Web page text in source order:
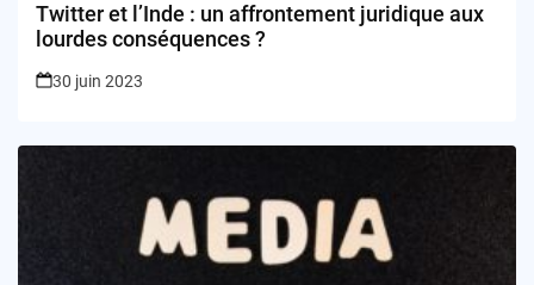
Twitter et l’Inde : un affrontement juridique aux
lourdes conséquences ?
30 juin 2023